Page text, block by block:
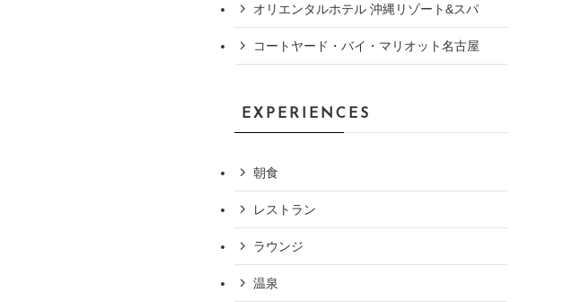
オリエンタルホテル 沖縄リゾート&スパ
コートヤード・バイ・マリオット名古屋
EXPERIENCES
朝食
レストラン
ラウンジ
温泉